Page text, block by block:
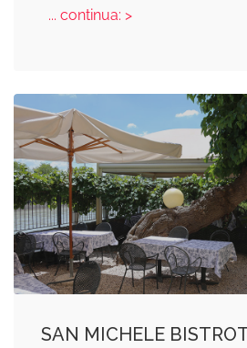
... continua: >
SAN MICHELE